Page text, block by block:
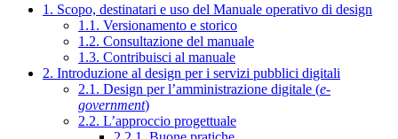
1. Scopo, destinatari e uso del Manuale operativo di design
1.1. Versionamento e storico
1.2. Consultazione del manuale
1.3. Contribuisci al manuale
2. Introduzione al design per i servizi pubblici digitali
2.1. Design per l’amministrazione digitale (e-
government)
2.2. L’approccio progettuale